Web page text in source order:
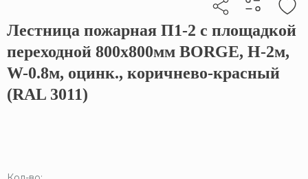
Кликните, чтобы скопировать прямую ссылку
Лестница пожарная П1-2 с площадкой
переходной 800х800мм BORGE, Н-2м,
W-0.8м, оцинк., коричнево-красный
(RAL 3011)